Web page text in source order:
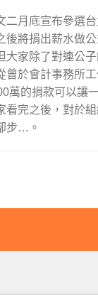
二月底宣布參選
後將捐出薪水做
大家除了對連公
曾於會計事務所
萬的捐款可以讓
看完之後，對於
步…。